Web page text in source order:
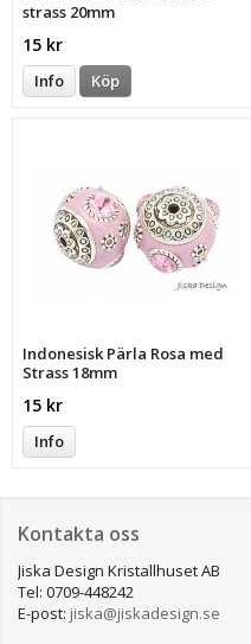
strass 20mm
15 kr
Info Köp
Indonesisk Pärla Rosa med
Strass 18mm
15 kr
Info
Kontakta oss
Jiska Design Kristallhuset AB
Tel: 0709-448242
E-post: jiska@jiskadesign.se